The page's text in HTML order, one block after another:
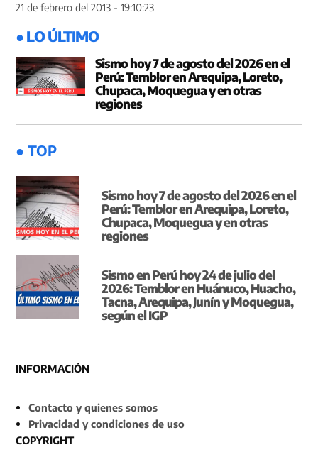
21 de febrero del 2013 - 19:10:23
● LO ÚLTIMO
Sismo hoy 7 de agosto del 2026 en el
Perú: Temblor en Arequipa, Loreto,
Chupaca, Moquegua y en otras
regiones
● TOP
Sismo hoy 7 de agosto del 2026 en el
Perú: Temblor en Arequipa, Loreto,
Chupaca, Moquegua y en otras
regiones
Sismo en Perú hoy 24 de julio del
2026: Temblor en Huánuco, Huacho,
Tacna, Arequipa, Junín y Moquegua,
según el IGP
INFORMACIÓN
Contacto y quienes somos
Privacidad y condiciones de uso
COPYRIGHT